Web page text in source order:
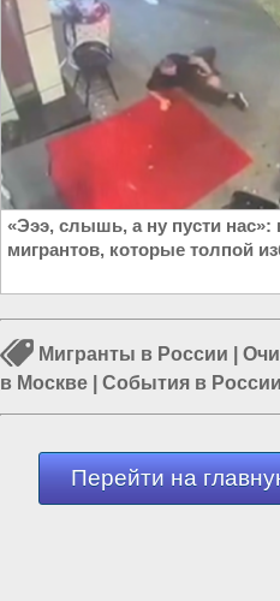
«Эээ, слышь, а ну пусти нас»:
мигрантов, которые толпой
Мигранты в России
в Москве
События в России
|Организованная
Перейти на